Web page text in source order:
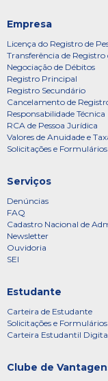
Empresa
Licença do Registro de
Transferência de Registro
Negociação de Débitos
Registro Principal
Registro Secundário
Cancelamento de
Responsabilidade Técnica
RCA de Pessoa Jurídica
Valores de Anuidade e
Solicitações e
Serviços
Denúncias
FAQ
Cadastro Nacional de
Newsletter
Ouvidoria
SEI
Estudante
Carteira de Estudante
Solicitações e
Carteira Estudantil
Clube de